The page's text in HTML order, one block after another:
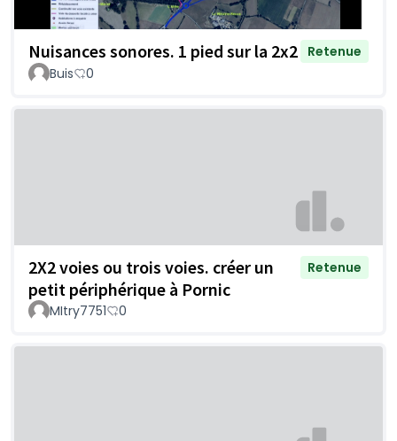
Nuisances sonores. 1 pied sur la 2x2 Retenue
Buis
0
2X2 voies ou trois voies. créer un
petit périphérique à Pornic
Retenue
MItry7751 0